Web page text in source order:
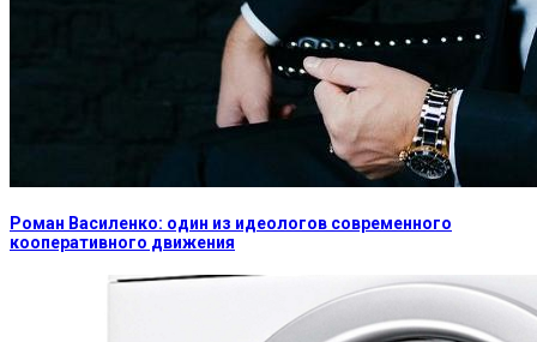
Роман Василенко: один из идеологов современного
кооперативного движения